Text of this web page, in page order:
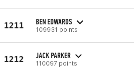
1211 BEN EDWARDS
109931 points
1212 JACK PARKER
110097 points